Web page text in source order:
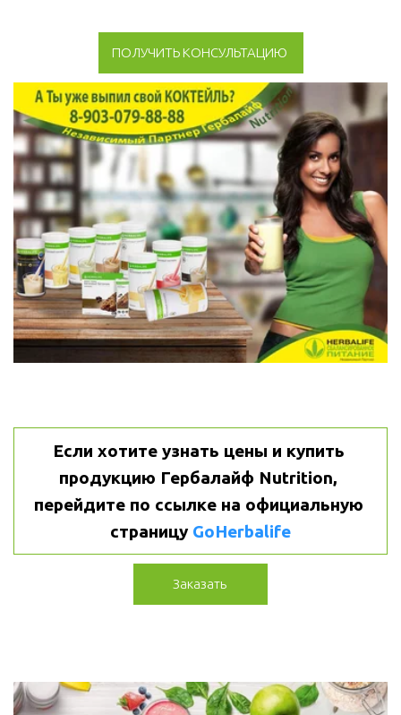
ПОЛУЧИТЬ КОНСУЛЬТАЦИЮ
Если хотите узнать цены и купить
продукцию Гербалайф Nutrition,
перейдите по ссылке на официальную
страницу GoHerbalife
Заказать